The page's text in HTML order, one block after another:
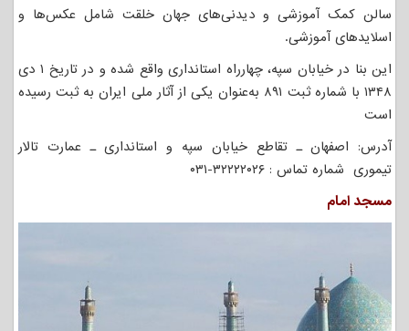
سالن کمک آموزشی و دیدنی‌های جهان خلقت شامل عکس‌ها و
اسلایدهای آموزشی.
این بنا در خیابان سپه، چهارراه استانداری واقع شده و در تاریخ ۱ دی
۱۳۴۸ با شماره ثبت ۸۹۱ به‌عنوان یکی از آثار ملی ایران به ثبت رسیده
است
آدرس: اصفهان ـ تقاطع خیابان سپه و استانداری ـ عمارت تالار
تیموری شماره تماس : ۳۲۲۲۲۰۲۶-۰۳۱
مسجد امام